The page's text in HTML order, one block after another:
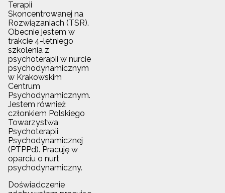
Terapii
Skoncentrowanej na
Rozwiązaniach (TSR).
Obecnie jestem w
trakcie 4-letniego
szkolenia z
psychoterapii w nurcie
psychodynamicznym
w Krakowskim
Centrum
Psychodynamicznym.
Jestem również
członkiem Polskiego
Towarzystwa
Psychoterapii
Psychodynamicznej
(PTPPd). Pracuję w
oparciu o nurt
psychodynamiczny.
Doświadczenie